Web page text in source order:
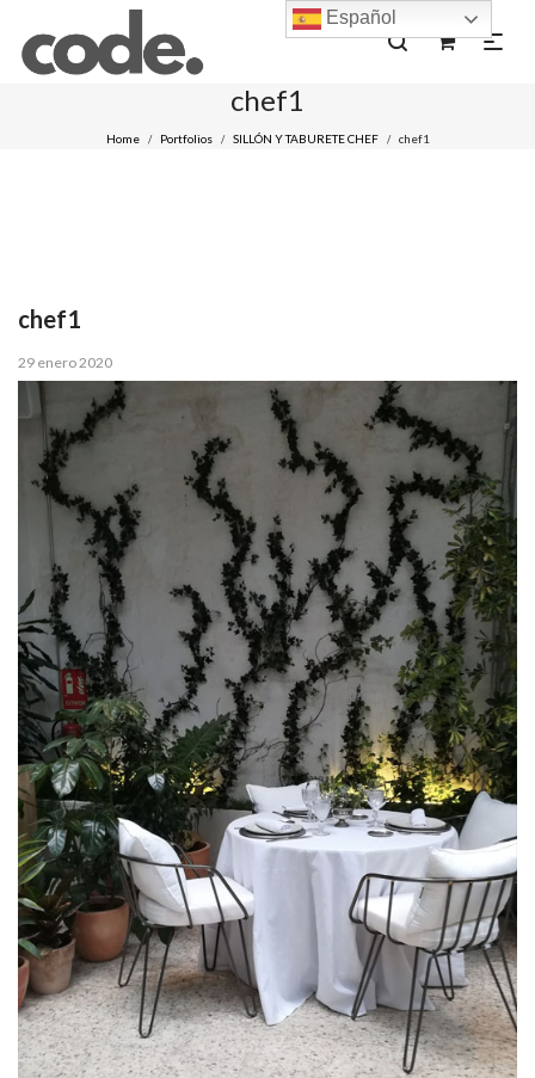
chef1
Home / Portfolios / SILLÓN Y TABURETE CHEF / chef1
chef1
Posted
on
29 enero 2020
Español